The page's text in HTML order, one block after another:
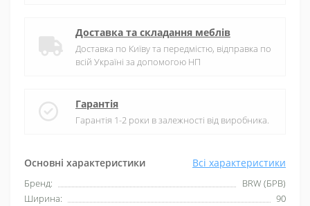
Основні характеристики Всі характеристики
Бренд:
BRW (БРВ)
Ширина:
90
Доставка та складання меблів
Доставка по Київу та передмістю, відправка по
всій Україні за допомогою НП
Гарантія
Гарантія 1-2 роки в залежності від виробника.